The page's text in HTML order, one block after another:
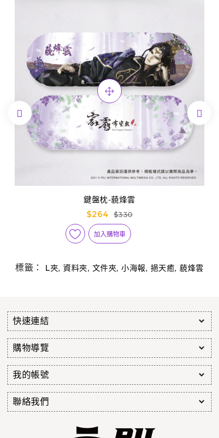
鍵盤枕-藐烽雲
$264
$330
加入購物車
 
標籤： L夾,資料夾, 文件夾,小海報, 挹天癒,藐烽雲
快速連結
購物導覽
我的帳號
聯絡我們